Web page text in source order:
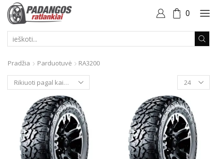
0
Pradžia Parduotuvė
RA3200
Produktai
puslapyje